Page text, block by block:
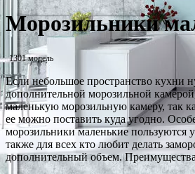
Морозильники
1301 модель
Если небольшое пространство кухни
дополнительной морозильной
маленькую морозильную камеру, так
ее можно поставить куда угодно.
морозильники маленькие пользуются
также для всех кто любит делать
дополнительный объем.